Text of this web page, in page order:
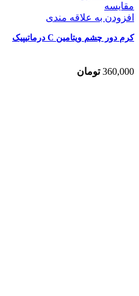
مقایسه
افزودن به علاقه مندی
کرم دور چشم ویتامین C درماتیپیک
360,000 تومان